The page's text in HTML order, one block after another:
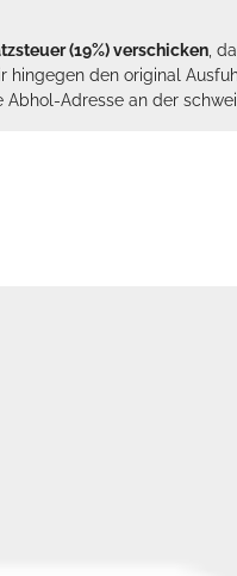
(19%) verschicken ,
den original
Adresse an der